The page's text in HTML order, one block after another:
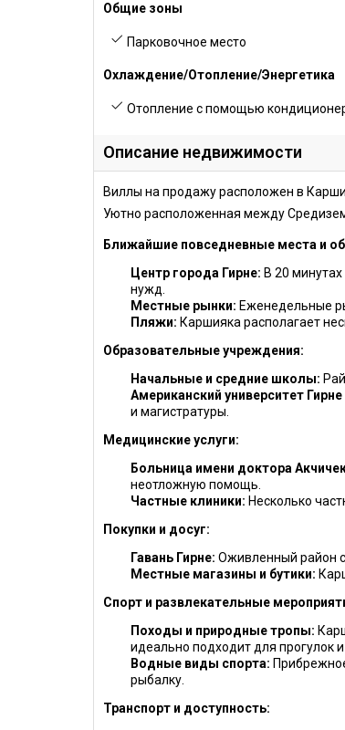
Общие зоны
Парковочное место
Охлаждение/Отопление/Энергетика
Отопление с помощью
Описание недвижимости
Виллы на продажу расположен в
Уютно расположенная между
Ближайшие повседневные места и
Центр города Гирне: В 20
нужд.
Местные рынки: Еженедельные
Пляжи: Каршияка располагает
Образовательные учреждения:
Начальные и средние школы:
Американский университет Гирне
и магистратуры.
Медицинские услуги:
Больница имени доктора
неотложную помощь.
Частные клиники: Несколько
Покупки и досуг:
Гавань Гирне: Оживленный район
Местные магазины и бутики:
Спорт и развлекательные
Походы и природные тропы:
идеально подходит для прогулок
Водные виды спорта:
рыбалку.
Транспорт и доступность: